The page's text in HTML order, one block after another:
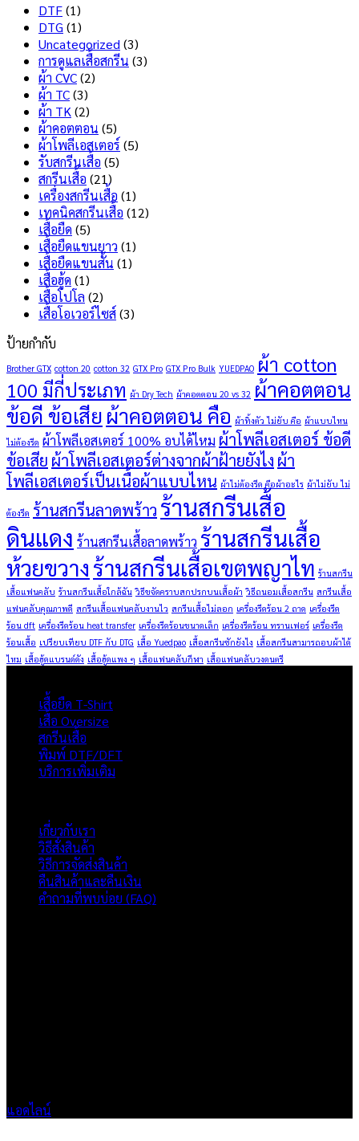
DTF(1)
DTG (1)
Uncategorized (3)
การดูแลเสื้อสกรีน (3)
ผ้า CVC(2)
ผ้า TC(3)
ผ้า TK (2)
ผ้าคอตตอน (5)
ผ้าโพลีเอสเตอร์ (5)
รับสกรีนเสื้อ (5)
สกรีนเสื้อ (21)
เครื่องสกรีนเสื้อ (1)
เทคนิคสกรีนเสื้อ (12)
เสื้อยืด (5)
เสื้อยืดแขนยาว (1)
เสื้อยืดแขนสั้น (1)
เสื้อฮู้ด (1)
เสื้อโปโล (2)
เสื้อโอเวอร์ไซส์(3)
ป้ายกำกับ
Brother GTX cotton 20 cotton 32 GTX Pro GTX Pro Bulk YUEDPAO ผ้า cotton
100 มีกี่ประเภท ผ้า Dry Tech ผ้าคอตตอน 20 vs 32 ผ้าคอตตอน
ข้อดี ข้อเสีย ผ้าคอตตอน คือ ผ้าทิ้งตัว ไม่ยับ คือ ผ้าแบบไหน
ไม่ต้องรีด ผ้าโพลีเอสเตอร์ 100% อบได้ไหม ผ้าโพลีเอสเตอร์ ข้อดี
ข้อเสีย ผ้าโพลีเอสเตอร์ต่างจากผ้าฝ้ายยังไง ผ้า
โพลีเอสเตอร์เป็นเนื้อผ้าแบบไหน ผ้าไม่ต้องรีด คือผ้าอะไร ผ้าไม่ยับ ไม่
ต้องรีด ร้านสกรีนลาดพร้าว ร้านสกรีนเสื้อ
ดินแดง ร้านสกรีนเสื้อลาดพร้าว ร้านสกรีนเสื้อ
ห้วยขวางร้านสกรีนเสื้อเขตพญาไท ร้านสกรีน
เสื้อแฟนคลับ ร้านสกรีนเสื้อใกล้ฉัน วิธีขจัดคราบสกปรกบนเสื้อผ้า วิธีถนอมเสื้อสกรีน สกรีนเสื้อ
แฟนคลับคุณภาพดี สกรีนเสื้อแฟนคลับงานไว สกรีนเสื้อไม่ลอก เครื่องรีดร้อน 2 ถาด เครื่องรีด
ร้อน dft เครื่องรีดร้อน heat transfer เครื่องรีดร้อนขนาดเล็ก เครื่องรีดร้อน ทรานเฟอร์ เครื่องรีด
ร้อนเสื้อ เปรียบเทียบ DTF กับ DTG เสื้อ Yuedpao เสื้อสกรีนซักยังไง เสื้อสกรีนสามารถอบผ้าได้
ไหม เสื้อฮู้ดแบรนด์ดัง เสื้อฮู้ดแพง ๆ เสื้อแฟนคลับกีฬา เสื้อแฟนคลับวงดนตรี
เสื้อยืด T-Shirt
เสื้อ Oversize
สกรีนเสื้อ
พิมพ์ DTF/DFT
บริการเพิ่มเติม
เกี่ยวกับเรา
วิธีสั่งสินค้า
วิธีการจัดส่งสินค้า
คืนสินค้าและคืนเงิน
คำถามที่พบบ่อย (FAQ)
แอดไลน์